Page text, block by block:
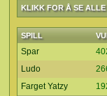
KLIKK FOR Å SE ALLE
SPILL
Spar
Ludo
Farget Yatzy